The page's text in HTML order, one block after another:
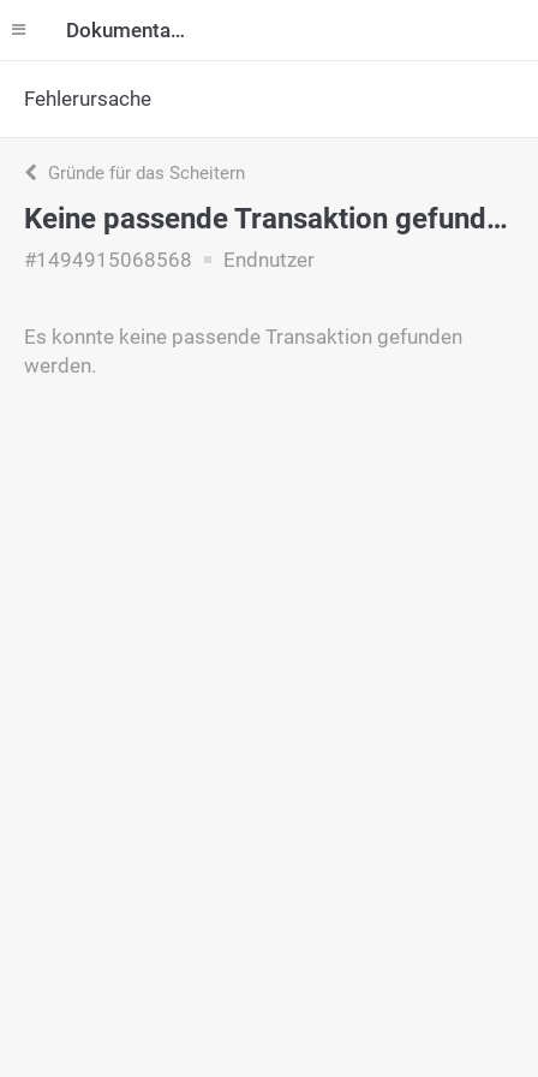
Dokumentation
Fehlerursache
Gründe für das Scheitern
Keine passende Transaktion gefunden
#1494915068568 Endnutzer
Es konnte keine passende Transaktion gefunden
werden.